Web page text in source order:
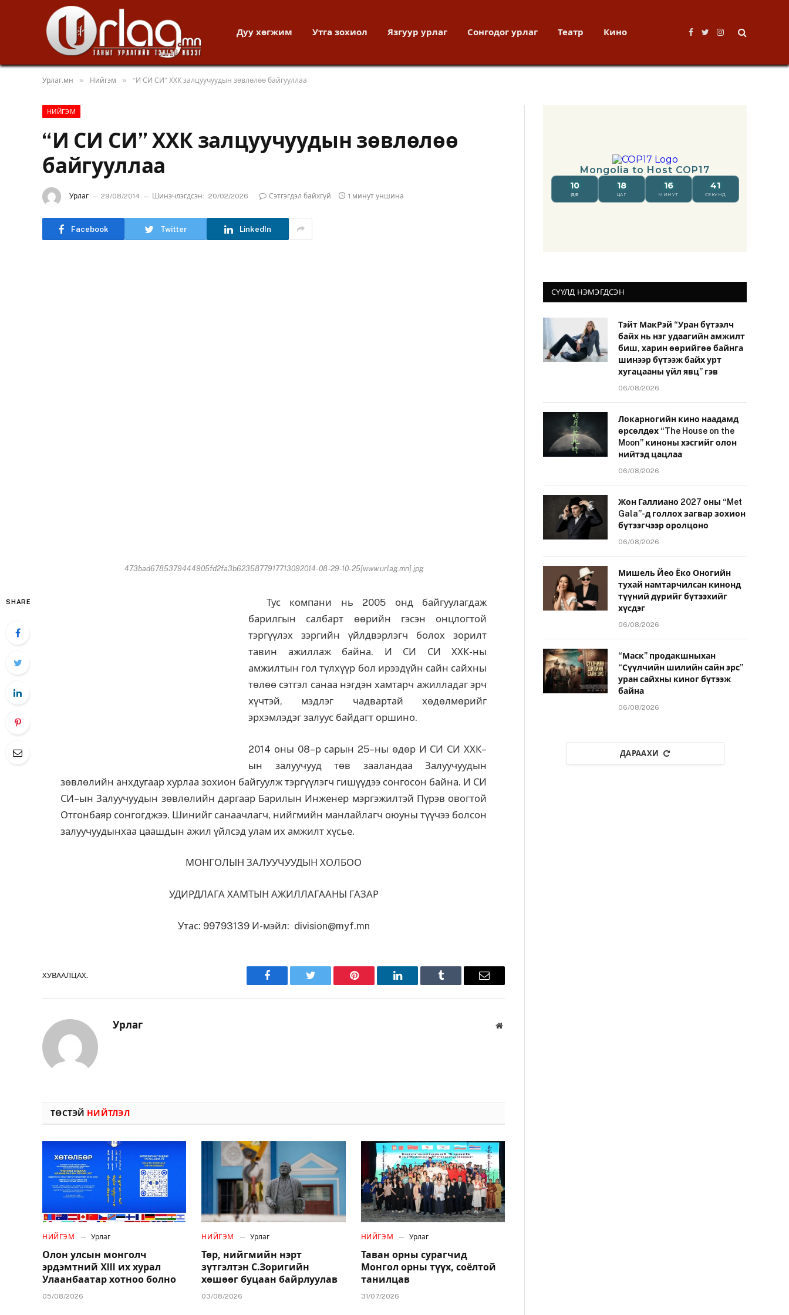
Дуу хөгжим Утга зохиол Язгуур урлаг Сонгодог урлаг Театр Кино
Facebook
TwitterInstagram
Урлаг.мн » Нийгэм » “И СИ СИ” ХХК залцуучуудын зөвлөлөө байгууллаа
НИЙГЭМ
“И СИ СИ” ХХК залцуучуудын зөвлөлөө
байгууллаа
Урлаг 29/08/2014 Шинэчлэгдсэн: 20/02/2026 Сэтгэгдэл байхгүй 1 минут уншина
Facebook Twitter LinkedIn
473bad6785379444905fd2fa3b6235877917713092014-08-29-10-25[www.urlag.mn].jpg
SHARE
Тус компани нь 2005 онд байгуулагдаж
барилгын салбарт өөрийн гэсэн онцлогтой
тэргүүлэх зэргийн үйлдвэрлэгч болох зорилт
тавин ажиллаж байна. И СИ СИ ХХК-ны
амжилтын гол түлхүүр бол ирээдүйн сайн сайхны
төлөө сэтгэл санаа нэгдэн хамтарч ажилладаг эрч
хүчтэй, мэдлэг чадвартай хөдөлмөрийг
эрхэмлэдэг залуус байдагт оршино.
2014 оны 08–р сарын 25–ны өдөр И СИ СИ ХХК–
ын залуучууд төв зааландаа Залуучуудын
зөвлөлийн анхдугаар хурлаа зохион байгуулж тэргүүлэгч гишүүдээ сонгосон байна. И СИ
СИ–ын Залуучуудын зөвлөлийн даргаар Барилын Инженер мэргэжилтэй Пүрэв овогтой
Отгонбаяр сонгогджээ. Шинийг санаачлагч, нийгмийн манлайлагч оюуны түүчээ болсон
залуучуудынхаа цаашдын ажил үйлсэд улам их амжилт хүсье.
МОНГОЛЫН ЗАЛУУЧУУДЫН ХОЛБОО
УДИРДЛАГА ХАМТЫН АЖИЛЛАГААНЫ ГАЗАР
Утас: 99793139 И-мэйл: division@myf.mn
ХУВААЛЦАХ.
Facebook Twitter Pinterest LinkedIn Tumblr Имэйл
Урлаг Вэбсайт
ТӨСТЭЙ НИЙТЛЭЛ
НИЙГЭМ Урлаг
Олон улсын монголч
эрдэмтний XIII их хурал
Улаанбаатар хотноо болно
05/08/2026
НИЙГЭМ Урлаг
Төр, нийгмийн нэрт
зүтгэлтэн С.Зоригийн
хөшөөг буцаан байрлуулав
03/08/2026
НИЙГЭМ Урлаг
Таван орны сурагчид
Монгол орны түүх, соёлтой
танилцав
31/07/2026
СҮҮЛД НЭМЭГДСЭН
Тэйт МакРэй “Уран бүтээлч
байх нь нэг удаагийн амжилт
биш, харин өөрийгөө байнга
шинээр бүтээж байх урт
хугацааны үйл явц” гэв
06/08/2026
Локарногийн кино наадамд
өрсөлдөх “The House on the
Moon” киноны хэсгийг олон
нийтэд цацлаа
06/08/2026
Жон Галлиано 2027 оны “Met
Gala”-д голлох загвар зохион
бүтээгчээр оролцоно
06/08/2026
Мишель Йео Ёко Оногийн
тухай намтарчилсан кинонд
түүний дүрийг бүтээхийг
хүсдэг
06/08/2026
“Маск” продакшныхан
“Сүүлчийн шилийн сайн эрс”
уран сайхны киног бүтээж
байна
06/08/2026
ДАРААХИ